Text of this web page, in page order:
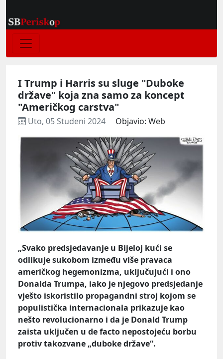
I Trump i Harris su sluge "Duboke
države" koja zna samo za koncept
"Američkog carstva"
Uto, 05 Studeni 2024 Objavio: Web
„Svako predsjedavanje u Bijeloj kući se
odlikuje sukobom između više pravaca
američkog hegemonizma, uključujući i ono
Donalda Trumpa, iako je njegovo predsjedanje
vješto iskoristilo propagandni stroj kojom se
populistička internacionala prikazuje kao
nešto revolucionarno i da je Donald Trump
zaista uključen u de facto nepostojeću borbu
protiv takozvane „duboke države“.